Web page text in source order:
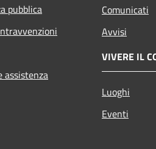
pubblica
assistenza
Comunicati
Avvisi
VIVERE IL
Luoghi
Eventi